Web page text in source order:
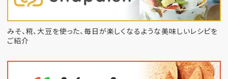
みそ、糀、大豆を使った、毎日が楽しくなるような美味しいレシピを
ご紹介